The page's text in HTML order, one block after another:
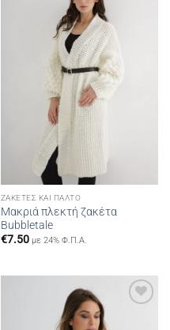
ΖΑΚΈΤΕΣ ΚΑΙ ΠΑΛΤΌ
Μακριά πλεκτή ζακέτα
Bubbletale
€7.50 με 24% Φ.Π.Α.